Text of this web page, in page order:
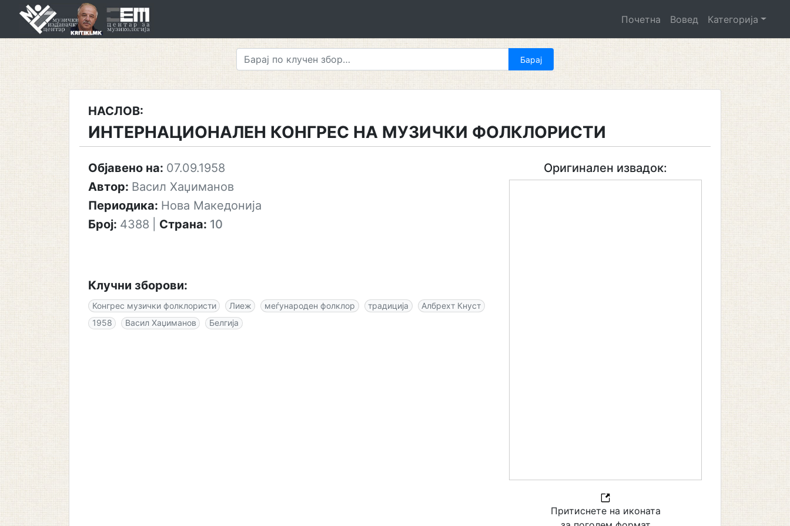
Почетна Вовед Категорија
НАСЛОВ:
ИНТЕРНАЦИОНАЛЕН КОНГРЕС НА МУЗИЧКИ ФОЛКЛОРИСТИ
Објавено на: 07.09.1958
Автор: Васил Хаџиманов
Периодика: Нова Македонија
Број: 4388 Страна: 10
Клучни зборови:
Конгрес музички фолклористи Лиеж меѓународен фолклор традиција
Албрехт Кнуст
1958
Васил Хаџиманов Белгија
Оригинален извадок:
Притиснете на иконата